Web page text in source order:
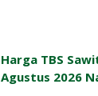
Harga TBS
Agustus 2026